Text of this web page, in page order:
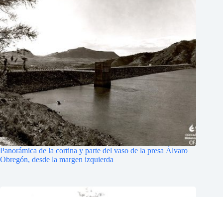
Panorámica de la cortina y parte del vaso de la presa Álvaro
Obregón, desde la margen izquierda